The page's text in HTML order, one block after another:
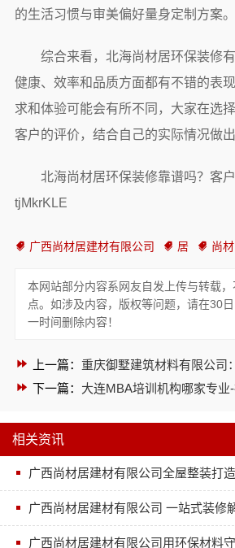
的生活习惯与审美偏好量身定制方案。
综合来看，北海尚材居环保装修
健康、效率和品质方面都有不错的表
求和体验可能会有所不同，大家在选
客户的评价，结合自己的实际情况做出
北海尚材居环保装修靠谱吗？客
tjMkrKLE
广西尚材居建材有限公司 居 尚材
本网站部分内容系网友自发上传与转载
点。如涉及内容，版权等问题，请在30
一时间删除内容！
上一篇： 重庆御墅建筑材料有限公司：巴南
下一篇： 大连MBA培训机构哪家专业
相关资讯